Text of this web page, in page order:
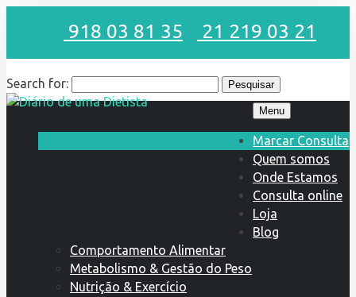
918 03 81 35 21 219 03 21
Search for:
Menu
Marcar Consulta
Quem somos
Onde Estamos
Consulta online
Loja
Blog
Comportamento Alimentar
Metabolismo & Gestão do Peso
Nutrição & Exercício